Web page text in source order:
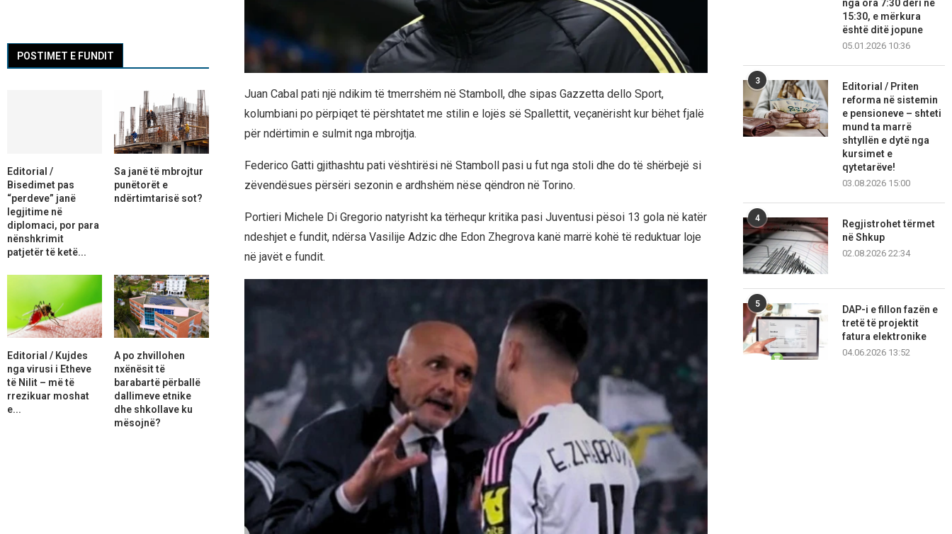
Juan Cabal pati një ndikim të tmerrshëm në Stamboll, dhe sipas Gazzetta dello Sport,
kolumbiani po përpiqet të përshtatet me stilin e lojës së Spallettit, veçanërisht kur bëhet fjalë
për ndërtimin e sulmit nga mbrojtja.
Federico Gatti gjithashtu pati vështirësi në Stamboll pasi u fut nga stoli dhe do të shërbejë si
zëvendësues përsëri sezonin e ardhshëm nëse qëndron në Torino.
Portieri Michele Di Gregorio natyrisht ka tërhequr kritika pasi Juventusi pësoi 13 gola në katër
ndeshjet e fundit, ndërsa Vasilije Adzic dhe Edon Zhegrova kanë marrë kohë të reduktuar loje
në javët e fundit.
nga ora 7:30 deri në
15:30, e mërkura
është ditë jopune
05.01.2026 10:36
3
Editorial / Priten
reforma në sistemin
e pensioneve – shteti
mund ta marrë
shtyllën e dytë nga
kursimet e
qytetarëve!
03.08.2026 15:00
4
Regjistrohet tërmet
në Shkup
02.08.2026 22:34
5
DAP-i e fillon fazën e
tretë të projektit
fatura elektronike
04.06.2026 13:52
POSTIMET E FUNDIT
Editorial /
Bisedimet pas
“perdeve” janë
legjitime në
diplomaci, por para
nënshkrimit
patjetër të ketë...
Sa janë të mbrojtur
punëtorët e
ndërtimtarisë sot?
Editorial / Kujdes
nga virusi i Etheve
të Nilit – më të
rrezikuar moshat
e...
A po zhvillohen
nxënësit të
barabartë përballë
dallimeve etnike
dhe shkollave ku
mësojnë?